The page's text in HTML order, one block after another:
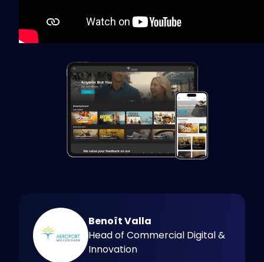
Benoît Valla
Head of Commercial Digital &
Innovation